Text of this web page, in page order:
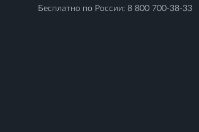
Бесплатно по России: 8 800 700-38-33